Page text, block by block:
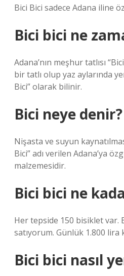
Bici Bici sadece Adana iline
Bici bici ne
Adana’nın meşhur tatlısı
bir tatlı olup yaz aylarında
Bici” olarak bilinir.
Bici neye denir?
Nişasta ve suyun
Bici” adı verilen Adana’ya
malzemesidir.
Bici bici ne
Her tepside 150 bisiklet var.
satıyorum. Günlük 1.800 lira
Bici bici nasıl